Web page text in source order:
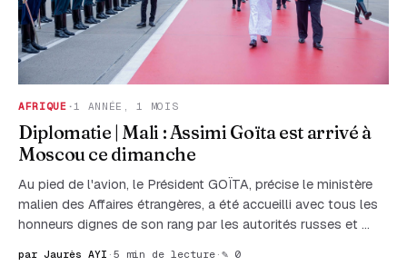
AFRIQUE ·1 ANNÉE, 1 MOIS
Diplomatie | Mali : Assimi Goïta est arrivé à
Moscou ce dimanche
Au pied de l'avion, le Président GOÏTA, précise le ministère
malien des Affaires étrangères, a été accueilli avec tous les
honneurs dignes de son rang par les autorités russes et …
par Jaurès AYI · 5 min de lecture · ✎ 0